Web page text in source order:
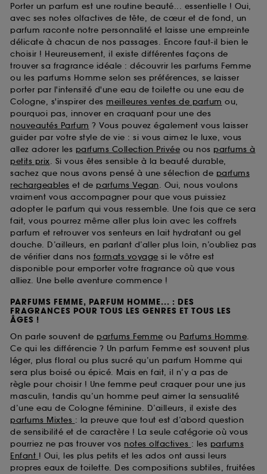
Porter un parfum est une routine beauté... essentielle ! Oui,
avec ses notes olfactives de tête, de cœur et de fond, un
parfum raconte notre personnalité et laisse une empreinte
délicate à chacun de nos passages. Encore faut-il bien le
choisir ! Heureusement, il existe différentes façons de
trouver sa fragrance idéale : découvrir les parfums Femme
ou les parfums Homme selon ses préférences, se laisser
porter par l'intensité d'une eau de toilette ou une eau de
Cologne, s'inspirer des meilleures ventes de parfum ou,
pourquoi pas, innover en craquant pour une des
nouveautés Parfum ? Vous pouvez également vous laisser
guider par votre style de vie : si vous aimez le luxe, vous
allez adorer les parfums Collection Privée ou nos parfums à
petits prix. Si vous êtes sensible à la beauté durable,
sachez que nous avons pensé à une sélection de parfums
rechargeables et de parfums Vegan. Oui, nous voulons
vraiment vous accompagner pour que vous puissiez
adopter le parfum qui vous ressemble. Une fois que ce sera
fait, vous pourrez même aller plus loin avec les coffrets
parfum et retrouver vos senteurs en lait hydratant ou gel
douche. D’ailleurs, en parlant d’aller plus loin, n’oubliez pas
de vérifier dans nos formats voyage si le vôtre est
disponible pour emporter votre fragrance où que vous
alliez. Une belle aventure commence !
PARFUMS FEMME, PARFUM HOMME... : DES
FRAGRANCES POUR TOUS LES GENRES ET TOUS LES
ÂGES !
On parle souvent de parfums Femme ou Parfums Homme.
Ce qui les différencie ? Un parfum Femme est souvent plus
léger, plus floral ou plus sucré qu’un parfum Homme qui
sera plus boisé ou épicé. Mais en fait, il n’y a pas de
règle pour choisir ! Une femme peut craquer pour une jus
masculin, tandis qu’un homme peut aimer la sensualité
d’une eau de Cologne féminine. D’ailleurs, il existe des
parfums Mixtes : la preuve que tout est d’abord question
de sensibilité et de caractère ! La seule catégorie où vous
pourriez ne pas trouver vos notes olfactives : les parfums
Enfant ! Oui, les plus petits et les ados ont aussi leurs
propres eaux de toilette. Des compositions subtiles, fruitées